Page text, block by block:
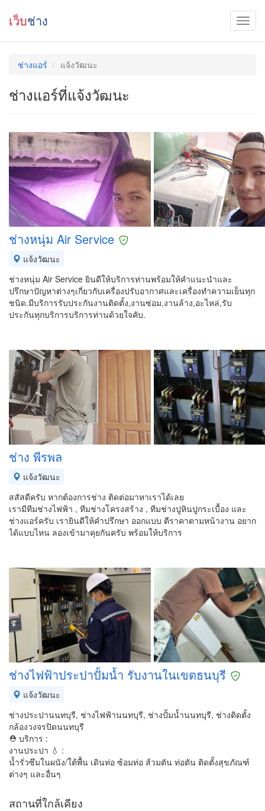
เว็บช่าง
ช่างแอร์ แจ้งวัฒนะ
ช่างแอร์ที่แจ้งวัฒนะ
ช่างหนุ่ม Air Service
แจ้งวัฒนะ
ช่างหนุ่ม Air Service ยินดีให้บริการท่านพร้อมให้คำแนะนำและ
ปรึกษาปัญหาต่างๆเกี่ยวกับเครื่องปรับอากาศและเครื่องทำความเย็นทุก
ชนิด.มีบริการรับประกันงานติดตั้ง,งานซ่อม,งานล้าง,อะไหล่,รับ
ประกันทุกบริการบริการท่านด้วยใจคับ.
ช่าง พีรพล
แจ้งวัฒนะ
สสัสดีครับ หากต้องการช่าง ติดต่อมาหาเราได้เลย
เรามีทีมช่างไฟฟ้า , ทีมช่างโครงสร้าง , ทีมช่างปูหินปูกระเบื้อง และ
ช่างแอร์ครับ เรายินดีให้คำปรึกษา ออกแบบ ตีราคาตามหน้างาน อยาก
ได้แบบไหน ลองเข้ามาคุยกันครับ พร้อมให้บริการ
ช่างไฟฟ้าประปาปั้มน้ำ รับงานในเขตธนบุรี
แจ้งวัฒนะ
ช่างประปานนทบุรี, ช่างไฟฟ้านนทบุรี, ช่างปั้มน้ำนนทบุรี, ช่างติดตั้ง
กล้องวงจรปิดนนทบุรี
⛑ บริการ :
งานประปา 💧 :
น้ำรั่วซึมในผนัง/ใต้พื้น เดินท่อ ซ้อมท่อ ส้วมตัน ท่อตัน ติดตั้งสุขภัณฑ์
ต่างๆ และอื่นๆ
สถานที่ใกล้เคียง